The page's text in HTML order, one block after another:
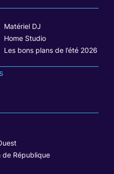
Matériel DJ
Home Studio
Les bons plans de l’été 2026
de République